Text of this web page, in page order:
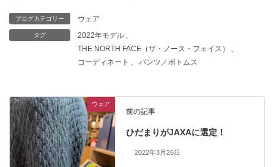
ブログカテゴリー ウェア
タグ 2022年モデル
THE NORTH FACE（ザ・ノース・フェイス）
コーディネート
パンツ／ボトムス
ウェア
前の記事
ひだまりがJAXAに選定！
2022年3月26日